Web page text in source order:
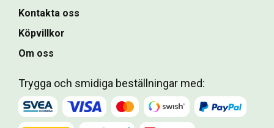
Kontakta oss
Köpvillkor
Om oss
Trygga och smidiga beställningar med: